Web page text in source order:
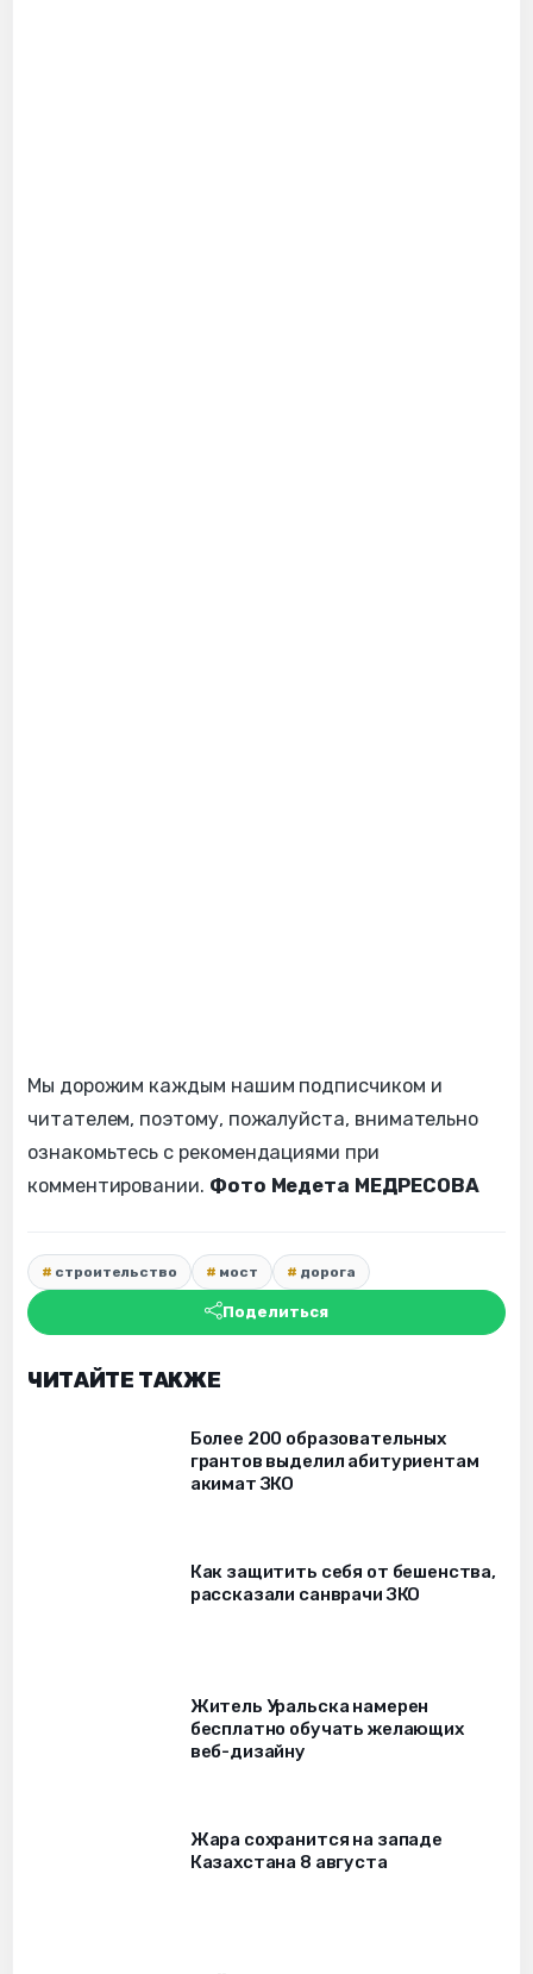
Мы дорожим каждым нашим подписчиком и
читателем, поэтому, пожалуйста, внимательно
ознакомьтесь с рекомендациями при
комментировании. Фото Медета МЕДРЕСОВА
строительство мост дорога
Поделиться
ЧИТАЙТЕ ТАКЖЕ
Более 200 образовательных
грантов выделил абитуриентам
акимат ЗКО
Как защитить себя от бешенства,
рассказали санврачи ЗКО
Житель Уральска намерен
бесплатно обучать желающих
веб-дизайну
Жара сохранится на западе
Казахстана 8 августа